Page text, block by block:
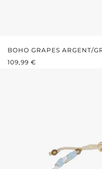
BOHO GRAPES ARGENT/
PRIX RÉGULIER :
109,99 €